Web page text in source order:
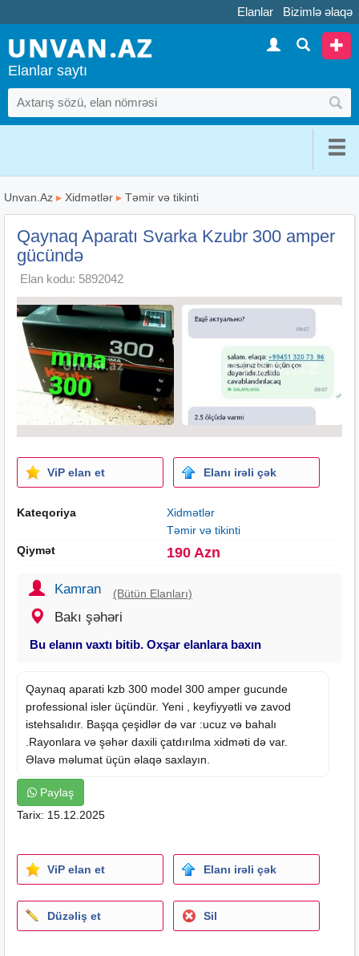
Elanlar Bizimlə əlaqə
Elanlar saytı
Unvan.Az ▸ Xidmətlər ▸ Təmir və tikinti
Qaynaq Aparatı Svarka Kzubr 300 amper
gücündə
Elan kodu: 5892042
ViP elan et Elanı irəli çək
Kateqoriya
Xidmətlər
Təmir və tikinti
Qiymət
190 Azn
Kamran (Bütün Elanları)
Bakı şəhəri
Bu elanın vaxtı bitib. Oxşar elanlara baxın
Qaynaq aparati kzb 300 model 300 amper gucunde
professional isler üçündür. Yeni , keyfiyyətli və zavod
istehsalıdır. Başqa çeşidlər də var :ucuz və bahalı
.Rayonlara və şəhər daxili çatdırılma xidməti də var.
Əlavə məlumat üçün əlaqə saxlayın.
Paylaş
Tarix: 15.12.2025
ViP elan et Elanı irəli çək
Düzəliş et Sil